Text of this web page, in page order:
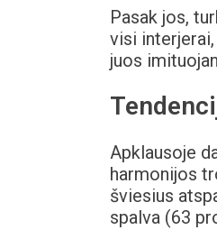
Pasak jos,
visi
juos
Apklausoje
harmonijos
šviesius
spalva (63